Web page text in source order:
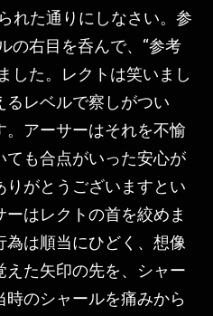
れた通りにしなさい。参
の右目を呑んで、“参考
した。レクトは笑いまし
るレベルで察しがつい
アーサーはそれを不愉
ても合点がいった安心が
りがとうございますとい
はレクトの首を絞めま
為は順当にひどく、想像
えた矢印の先を、シャー
のシャールを痛みから